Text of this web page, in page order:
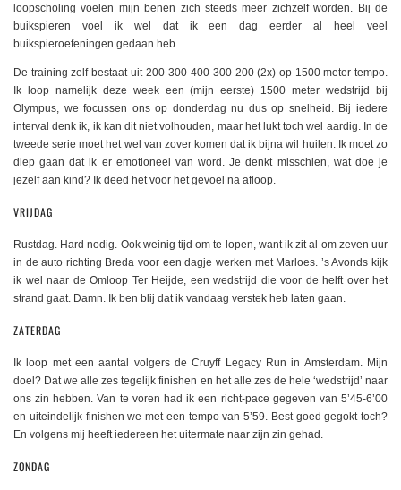
loopscholing voelen mijn benen zich steeds meer zichzelf worden. Bij de
buikspieren voel ik wel dat ik een dag eerder al heel veel
buikspieroefeningen gedaan heb.
De training zelf bestaat uit 200-300-400-300-200 (2x) op 1500 meter tempo.
Ik loop namelijk deze week een (mijn eerste) 1500 meter wedstrijd bij
Olympus, we focussen ons op donderdag nu dus op snelheid. Bij iedere
interval denk ik, ik kan dit niet volhouden, maar het lukt toch wel aardig. In de
tweede serie moet het wel van zover komen dat ik bijna wil huilen. Ik moet zo
diep gaan dat ik er emotioneel van word. Je denkt misschien, wat doe je
jezelf aan kind? Ik deed het voor het gevoel na afloop.
VRIJDAG
Rustdag. Hard nodig. Ook weinig tijd om te lopen, want ik zit al om zeven uur
in de auto richting Breda voor een dagje werken met Marloes. ’s Avonds kijk
ik wel naar de Omloop Ter Heijde, een wedstrijd die voor de helft over het
strand gaat. Damn. Ik ben blij dat ik vandaag verstek heb laten gaan.
ZATERDAG
Ik loop met een aantal volgers de Cruyff Legacy Run in Amsterdam. Mijn
doel? Dat we alle zes tegelijk finishen en het alle zes de hele ‘wedstrijd’ naar
ons zin hebben. Van te voren had ik een richt-pace gegeven van 5’45-6’00
en uiteindelijk finishen we met een tempo van 5’59. Best goed gegokt toch?
En volgens mij heeft iedereen het uitermate naar zijn zin gehad.
ZONDAG